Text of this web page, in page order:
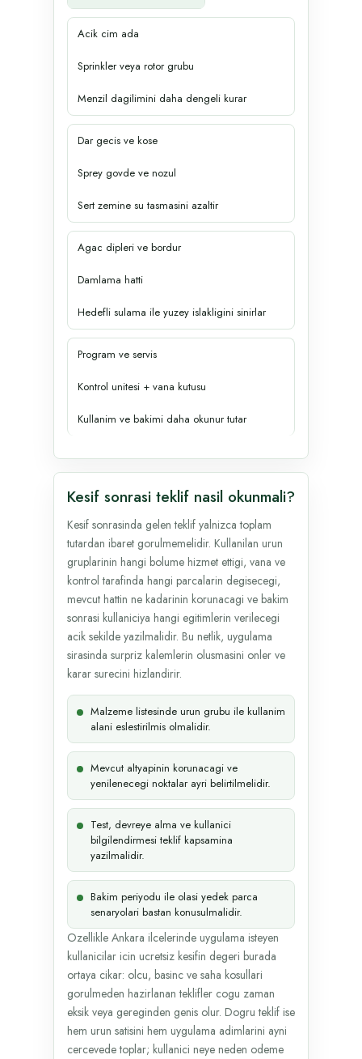
Acik cim ada
Sprinkler veya rotor grubu
Menzil dagilimini daha dengeli kurar
Dar gecis ve kose
Sprey govde ve nozul
Sert zemine su tasmasini azaltir
Agac dipleri ve bordur
Damlama hatti
Hedefli sulama ile yuzey islakligini sinirlar
Program ve servis
Kontrol unitesi + vana kutusu
Kullanim ve bakimi daha okunur tutar
Kesif sonrasi teklif nasil okunmali?
Kesif sonrasinda gelen teklif yalnizca toplam
tutardan ibaret gorulmemelidir. Kullanilan urun
gruplarinin hangi bolume hizmet ettigi, vana ve
kontrol tarafinda hangi parcalarin degisecegi,
mevcut hattin ne kadarinin korunacagi ve bakim
sonrasi kullaniciya hangi egitimlerin verilecegi
acik sekilde yazilmalidir. Bu netlik, uygulama
sirasinda surpriz kalemlerin olusmasini onler ve
karar surecini hizlandirir.
Malzeme listesinde urun grubu ile kullanim
alani eslestirilmis olmalidir.
Mevcut altyapinin korunacagi ve
yenilenecegi noktalar ayri belirtilmelidir.
Test, devreye alma ve kullanici
bilgilendirmesi teklif kapsamina
yazilmalidir.
Bakim periyodu ile olasi yedek parca
senaryolari bastan konusulmalidir.
Ozellikle Ankara ilcelerinde uygulama isteyen
kullanicilar icin ucretsiz kesifin degeri burada
ortaya cikar: olcu, basinc ve saha kosullari
gorulmeden hazirlanan teklifler cogu zaman
eksik veya gereginden genis olur. Dogru teklif ise
hem urun satisini hem uygulama adimlarini ayni
cercevede toplar; kullanici neye neden odeme